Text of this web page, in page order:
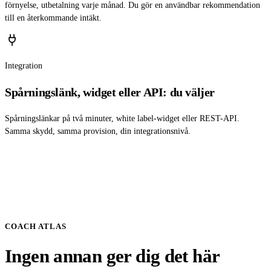
förnyelse, utbetalning varje månad. Du gör en användbar rekommendation
till en återkommande intäkt.
Integration
Spårningslänk, widget eller API: du väljer
Spårningslänkar på två minuter, white label-widget eller REST-API.
Samma skydd, samma provision, din integrationsnivå.
COACH ATLAS
Ingen annan ger dig det här